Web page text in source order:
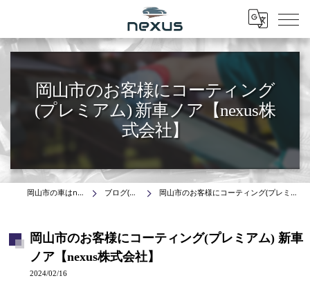
Menu
岡山市のお客様にコーティング
(プレミアム) 新車ノア【nexus株
式会社】
岡山市の車はnexus株式会社 ブログ(施工事例) 岡山市のお客様にコーティング(プレミアム) 新車ノア【nexus株式会社】
岡山市のお客様にコーティング(プレミアム) 新車
ノア【nexus株式会社】
2024/02/16